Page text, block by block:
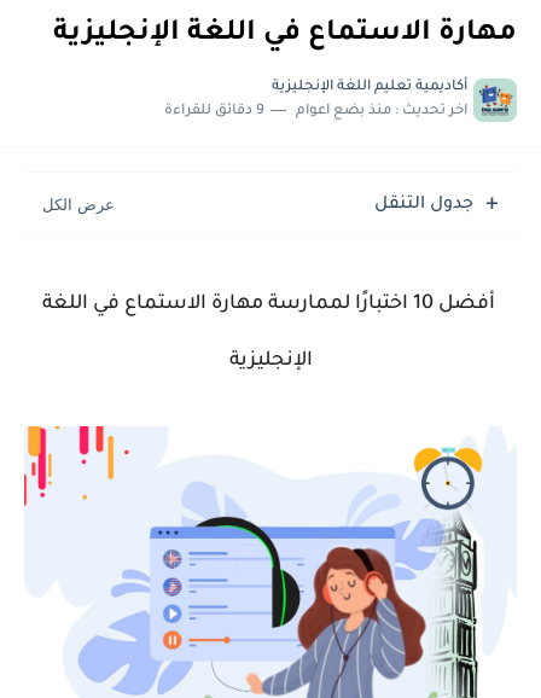
مهارة الاستماع في اللغة الإنجليزية
أكاديمية تعليم اللغة الإنجليزية
اخر تحديث : منذ بضع اعوام 9 دقائق للقراءة
جدول التنقل
أفضل 10 اختبارًا لممارسة مهارة الاستماع في اللغة
الإنجليزية